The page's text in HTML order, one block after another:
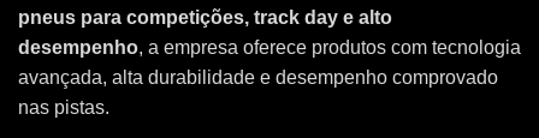
pneus para competições, track day e alto
desempenho, a empresa oferece produtos com tecnologia
avançada, alta durabilidade e desempenho comprovado
nas pistas.